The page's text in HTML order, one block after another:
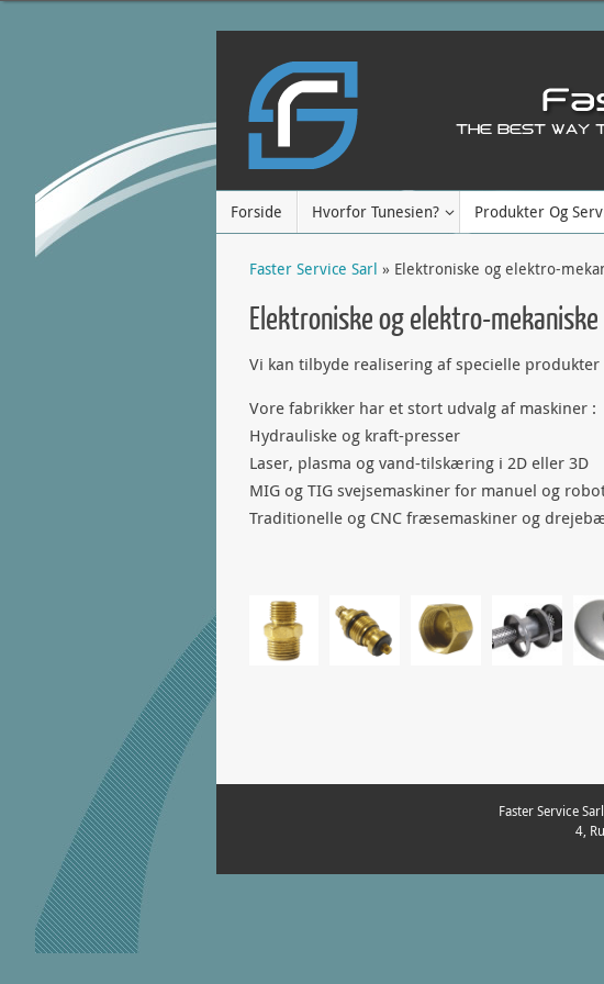
Forside Hvorfor Tunesien? Produkter Og
Faster Service Sarl » Elektroniske og elektro-
Elektroniske og elektro-
Vi kan tilbyde realisering af specielle
Vore fabrikker har et stort udvalg af maskiner :
Hydrauliske og kraft-presser
Laser, plasma og vand-tilskæring i 2D eller 3D
MIG og TIG svejsemaskiner for manuel og
Traditionelle og CNC fræsemaskiner og
Faster Service Sarl
4,